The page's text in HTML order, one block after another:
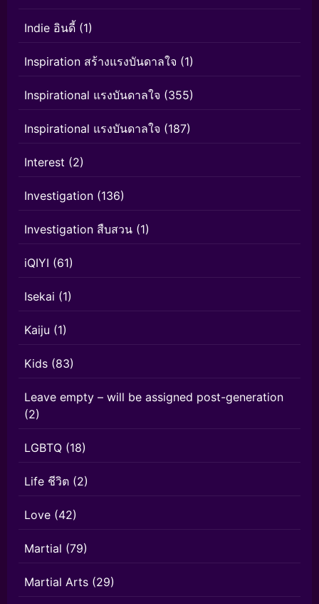
Indie อินดี้ (1)
Inspiration สร้างแรงบันดาลใจ (1)
Inspirational แรงบันดาลใจ (355)
Inspirational แรงบันดาลใจ (187)
Interest (2)
Investigation (136)
Investigation สืบสวน (1)
iQIYI (61)
Isekai (1)
Kaiju (1)
Kids (83)
Leave empty – will be assigned post-generation
(2)
LGBTQ (18)
Life ชีวิต (2)
Love (42)
Martial (79)
Martial Arts (29)